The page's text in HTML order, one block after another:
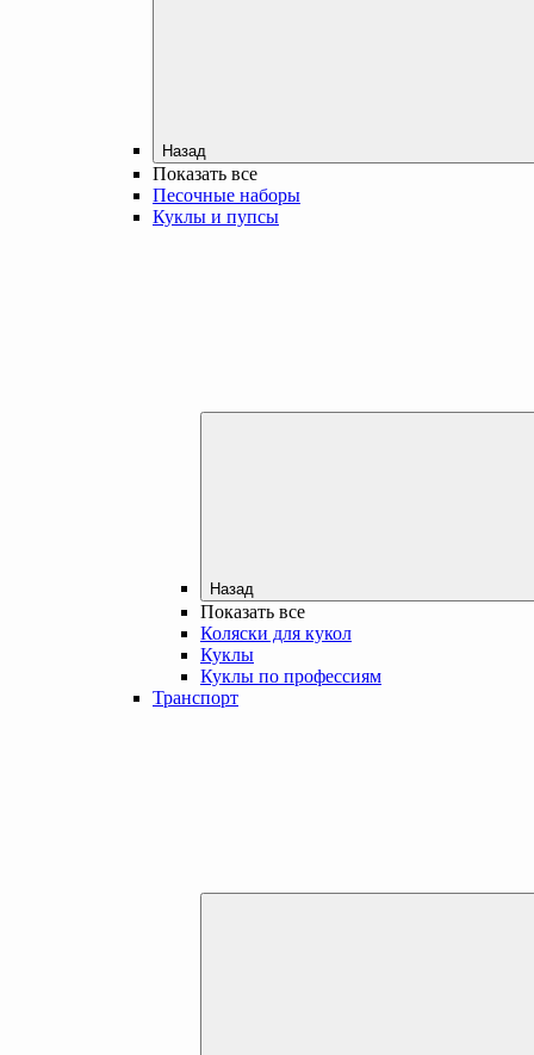
Назад
Показать все
Песочные наборы
Куклы и пупсы
Назад
Показать все
Коляски для кукол
Куклы
Куклы по профессиям
Транспорт